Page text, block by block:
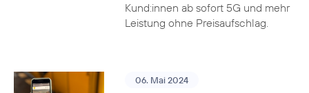
Kund:innen ab sofort 5G und mehr
Leistung ohne Preisaufschlag.
06. Mai 2024